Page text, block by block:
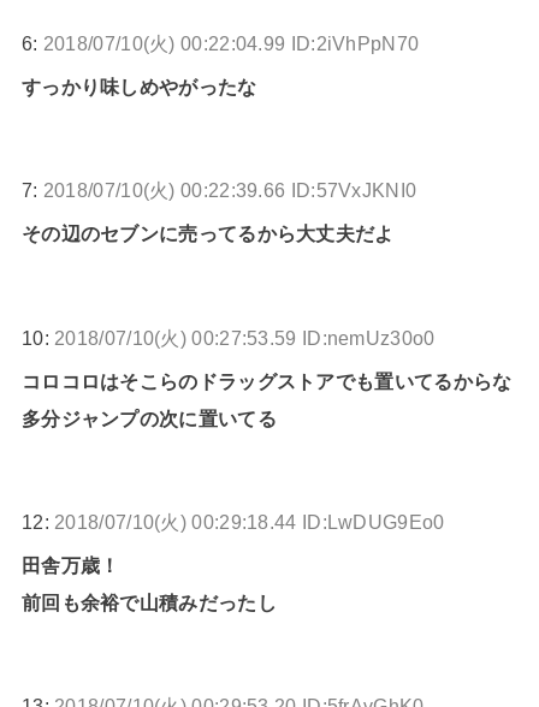
6: 2018/07/10(火) 00:22:04.99 ID:2iVhPpN70
すっかり味しめやがったな
7: 2018/07/10(火) 00:22:39.66 ID:57VxJKNI0
その辺のセブンに売ってるから大丈夫だよ
10: 2018/07/10(火) 00:27:53.59 ID:nemUz30o0
コロコロはそこらのドラッグストアでも置いてるからな
多分ジャンプの次に置いてる
12: 2018/07/10(火) 00:29:18.44 ID:LwDUG9Eo0
田舎万歳！
前回も余裕で山積みだったし